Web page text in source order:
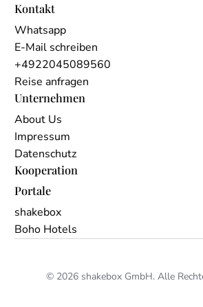
Kontakt
Whatsapp
E-Mail schreiben
+4922045089560
Reise anfragen
Unternehmen
About Us
Impressum
Datenschutz
Kooperation
Portale
shakebox
Boho Hotels
© 2026 shakebox GmbH. Alle